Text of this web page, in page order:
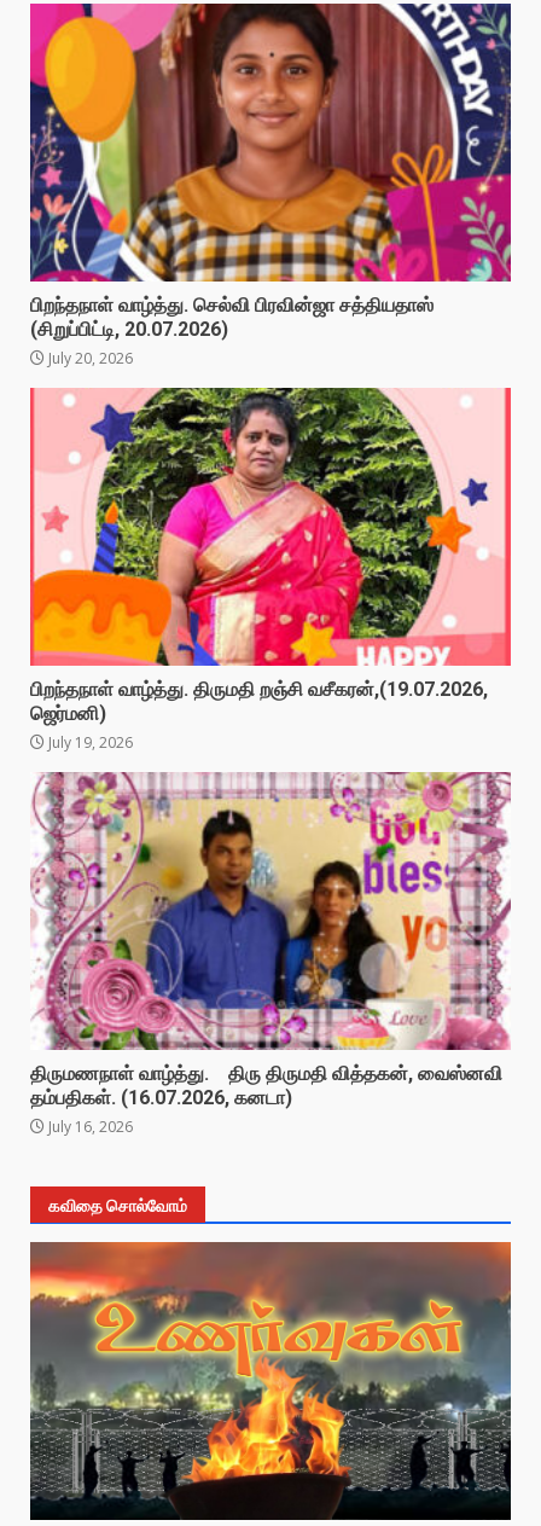
பிறந்தநாள் வாழ்த்து. செல்வி பிரவின்ஜா சத்தியதாஸ்
(சிறுப்பிட்டி, 20.07.2026)
July 20, 2026
பிறந்தநாள் வாழ்த்து. திருமதி றஞ்சி வசீகரன்,(19.07.2026,
ஜெர்மனி)
July 19, 2026
திருமணநாள் வாழ்த்து. திரு திருமதி வித்தகன், வைஸ்னவி
தம்பதிகள். (16.07.2026, கனடா)
July 16, 2026
கவிதை சொல்வோம்